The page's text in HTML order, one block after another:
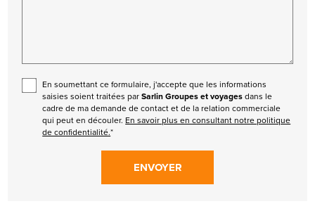
En soumettant ce formulaire, j'accepte que les informations
saisies soient traitées parSarlin Groupes et voyagesdans le
cadre de ma demande de contact et de la relation commerciale
qui peut en découler. En savoir plus en consultant notre politique
de confidentialité.*